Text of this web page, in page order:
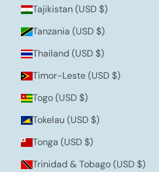
Tajikistan (USD $)
Tanzania (USD $)
Thailand (USD $)
Timor-Leste (USD $)
Togo (USD $)
Tokelau (USD $)
Tonga (USD $)
Trinidad & Tobago (USD $)